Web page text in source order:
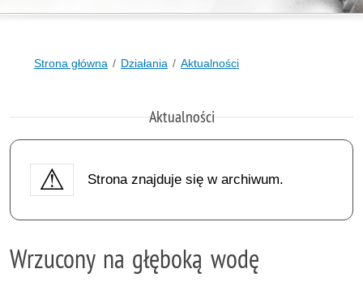
Strona główna Działania Aktualności
Aktualności
Strona znajduje się w archiwum.
Wrzucony na głęboką wodę